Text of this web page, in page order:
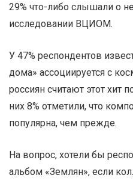
29% что-либо слышали о
исследовании ВЦИОМ.
У 47% респондентов
дома» ассоциируется с
россиян считают этот хит
них 8% отметили, что
популярна, чем прежде.
На вопрос, хотели бы
альбом «Землян», если